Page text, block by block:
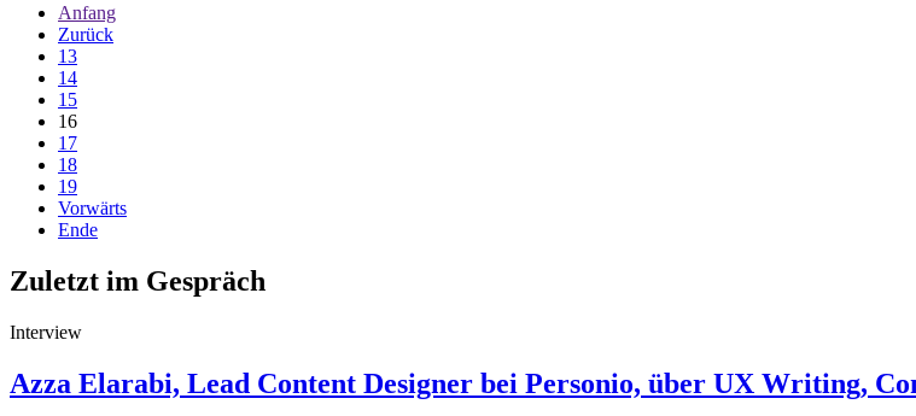
Anfang
Zurück
13
14
15
16
17
18
19
Vorwärts
Ende
Zuletzt im Gespräch
Interview
Azza Elarabi, Lead Content Designer bei Personio, über UX Writing,